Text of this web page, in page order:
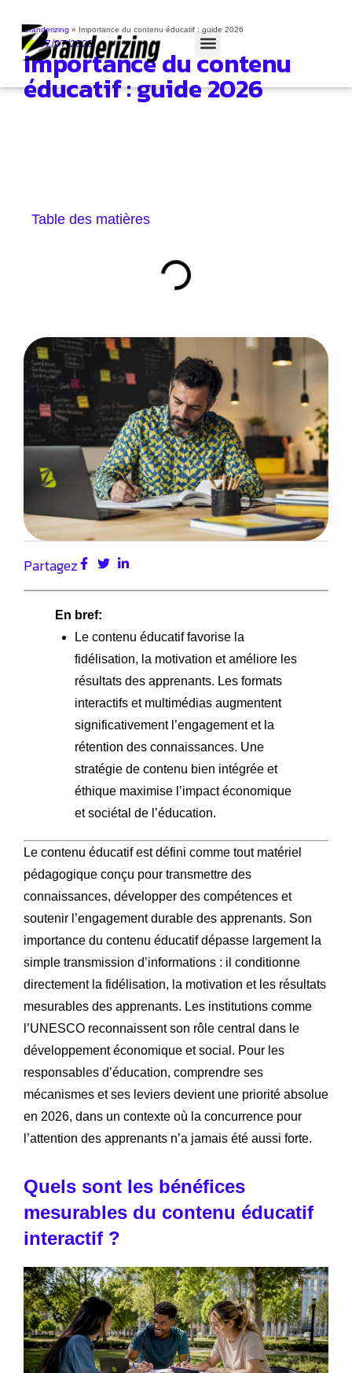
Branderizing » Importance du contenu éducatif : guide 2026
07/07/2026
Importance du contenu
éducatif : guide 2026
Table des matières
Partagez
En bref:
Le contenu éducatif favorise la
fidélisation, la motivation et améliore les
résultats des apprenants. Les formats
interactifs et multimédias augmentent
significativement l’engagement et la
rétention des connaissances. Une
stratégie de contenu bien intégrée et
éthique maximise l’impact économique
et sociétal de l’éducation.
Le contenu éducatif est défini comme tout matériel
pédagogique conçu pour transmettre des
connaissances, développer des compétences et
soutenir l’engagement durable des apprenants. Son
importance du contenu éducatif dépasse largement la
simple transmission d’informations : il conditionne
directement la fidélisation, la motivation et les résultats
mesurables des apprenants. Les institutions comme
l’UNESCO reconnaissent son rôle central dans le
développement économique et social. Pour les
responsables d’éducation, comprendre ses
mécanismes et ses leviers devient une priorité absolue
en 2026, dans un contexte où la concurrence pour
l’attention des apprenants n’a jamais été aussi forte.
Quels sont les bénéfices
mesurables du contenu éducatif
interactif ?